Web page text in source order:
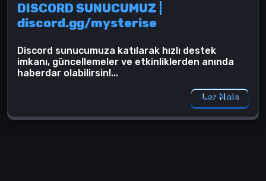
DISCORD SUNUCUMUZ |
discord.gg/mysterise
Discord sunucumuza katılarak hızlı destek
imkanı, güncellemeler ve etkinliklerden anında
haberdar olabilirsin!...
Ler Mais